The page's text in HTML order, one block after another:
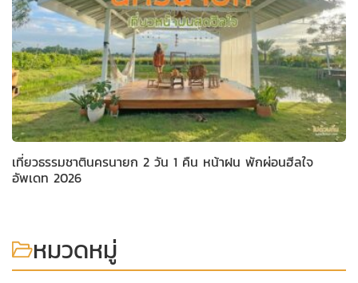
เที่ยวธรรมชาตินครนายก 2 วัน 1 คืน หน้าฝน พักผ่อนฮีลใจ
อัพเดท 2026
หมวดหมู่